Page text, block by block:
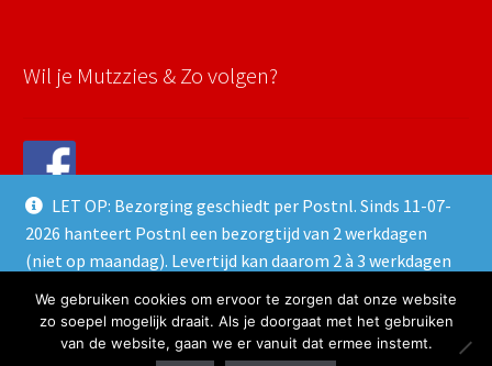
LET OP: Bezorging geschiedt per Postnl. Sinds 11-07-
2026 hanteert Postnl een bezorgtijd van 2 werkdagen
(niet op maandag). Levertijd kan daarom 2 à 3 werkdagen
duren.
Negeren
Wil je Mutzzies & Zo volgen?
© 2021 Mutzzies & Zo - Powered and maintained bywinkeltjes.net
We gebruiken cookies om ervoor te zorgen dat onze website
zo soepel mogelijk draait. Als je doorgaat met het gebruiken
van de website, gaan we er vanuit dat ermee instemt.